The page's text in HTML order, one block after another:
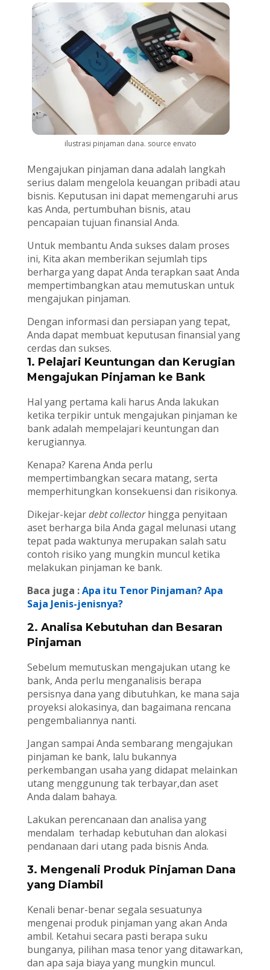
ilustrasi pinjaman dana. source envato
Mengajukan pinjaman dana adalah langkah
serius dalam mengelola keuangan pribadi atau
bisnis. Keputusan ini dapat memengaruhi arus
kas Anda, pertumbuhan bisnis, atau
pencapaian tujuan finansial Anda.
Untuk membantu Anda sukses dalam proses
ini, Kita akan memberikan sejumlah tips
berharga yang dapat Anda terapkan saat Anda
mempertimbangkan atau memutuskan untuk
mengajukan pinjaman.
Dengan informasi dan persiapan yang tepat,
Anda dapat membuat keputusan finansial yang
cerdas dan sukses.
1. Pelajari Keuntungan dan Kerugian
Mengajukan Pinjaman ke Bank
Hal yang pertama kali harus Anda lakukan
ketika terpikir untuk mengajukan pinjaman ke
bank adalah mempelajari keuntungan dan
kerugiannya.
Kenapa? Karena Anda perlu
mempertimbangkan secara matang, serta
memperhitungkan konsekuensi dan risikonya.
Dikejar-kejardebt collectorhingga penyitaan
aset berharga bila Anda gagal melunasi utang
tepat pada waktunya merupakan salah satu
contoh risiko yang mungkin muncul ketika
melakukan pinjaman ke bank.
Baca juga :Apa itu Tenor Pinjaman? Apa
Saja Jenis-jenisnya?
2. Analisa Kebutuhan dan Besaran
Pinjaman
Sebelum memutuskan mengajukan utang ke
bank, Anda perlu menganalisis berapa
persisnya dana yang dibutuhkan, ke mana saja
proyeksi alokasinya, dan bagaimana rencana
pengembaliannya nanti.
Jangan sampai Anda sembarang mengajukan
pinjaman ke bank, lalu bukannya
perkembangan usaha yang didapat melainkan
utang menggunung tak terbayar,dan aset
Anda dalam bahaya.
Lakukan perencanaan dan analisa yang
mendalam terhadap kebutuhan dan alokasi
pendanaan dari utang pada bisnis Anda.
3. Mengenali Produk Pinjaman Dana
yang Diambil
Kenali benar-benar segala sesuatunya
mengenai produk pinjaman yang akan Anda
ambil. Ketahui secara pasti berapa suku
bunganya, pilihan masa tenor yang ditawarkan,
dan apa saja biaya yang mungkin muncul.